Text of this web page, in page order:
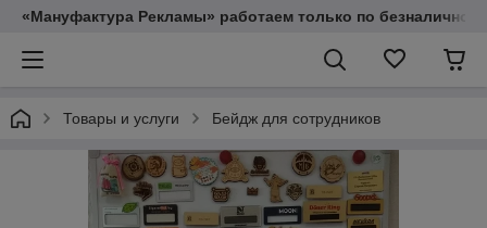
«Мануфактура Рекламы» работаем только по
Товары и услуги Бейдж для сотрудников